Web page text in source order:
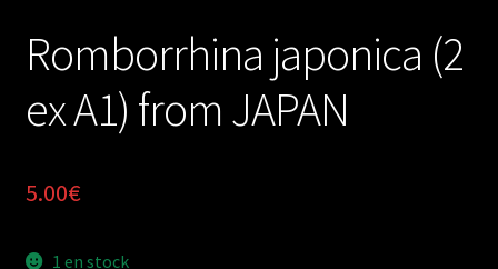
Romborrhina japonica (2
ex A1) from JAPAN
5.00€
1 en stock